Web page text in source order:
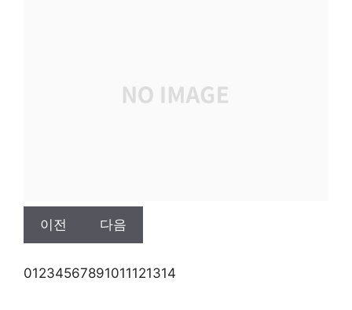
이전 다음
01234567891011121314